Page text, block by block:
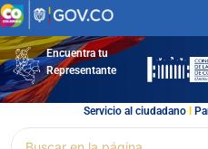
Ir
al
contenidoEncuentra tu
Representante
Servicio al ciudadano l